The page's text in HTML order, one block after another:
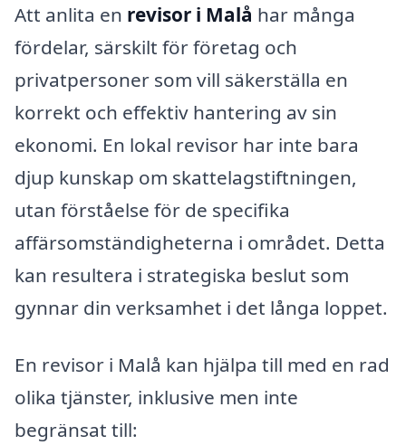
Att anlita en revisor i Malå har många
fördelar, särskilt för företag och
privatpersoner som vill säkerställa en
korrekt och effektiv hantering av sin
ekonomi. En lokal revisor har inte bara
djup kunskap om skattelagstiftningen,
utan förståelse för de specifika
affärsomständigheterna i området. Detta
kan resultera i strategiska beslut som
gynnar din verksamhet i det långa loppet.
En revisor i Malå kan hjälpa till med en rad
olika tjänster, inklusive men inte
begränsat till: